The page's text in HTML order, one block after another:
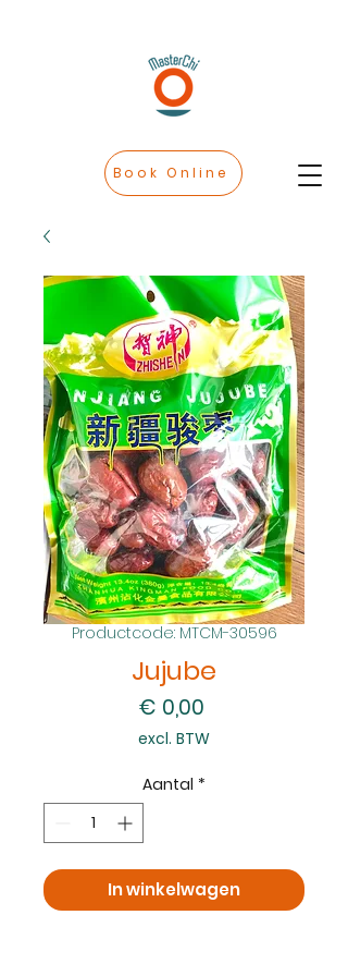
Book Online
Productcode: MTCM-30596
Jujube
€ 0,00Prijs
excl. BTW
Aantal *
In winkelwagen